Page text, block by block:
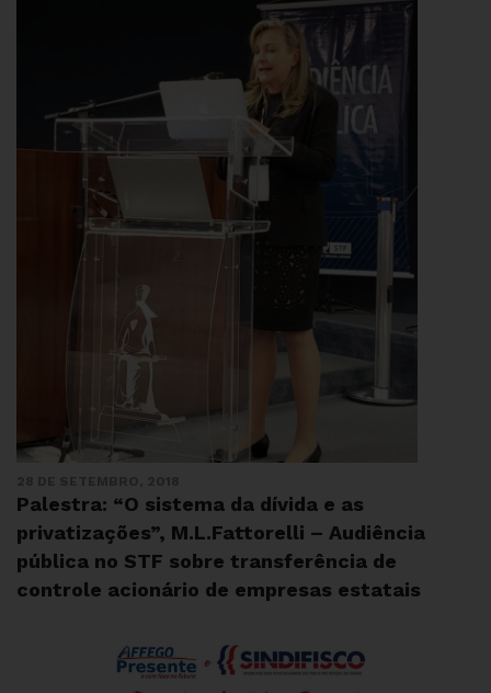
Palestra: “O sistema da dívida e as
privatizações”, M.L.Fattorelli – Audiência
pública no STF sobre transferência de
controle acionário de empresas estatais